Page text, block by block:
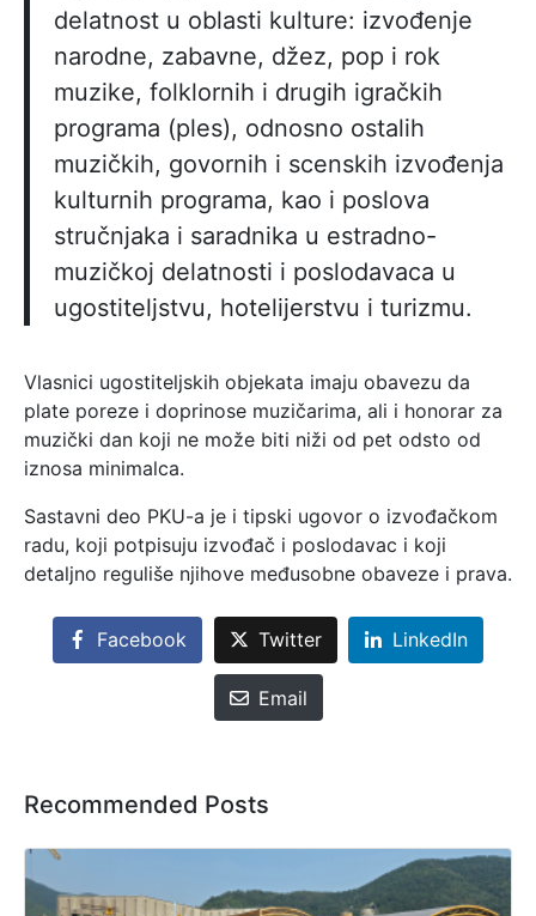
delatnost u oblasti kulture: izvođenje
narodne, zabavne, džez, pop i rok
muzike, folklornih i drugih igračkih
programa (ples), odnosno ostalih
muzičkih, govornih i scenskih izvođenja
kulturnih programa, kao i poslova
stručnjaka i saradnika u estradno-
muzičkoj delatnosti i poslodavaca u
ugostiteljstvu, hotelijerstvu i turizmu.
Vlasnici ugostiteljskih objekata imaju obavezu da
plate poreze i doprinose muzičarima, ali i honorar za
muzički dan koji ne može biti niži od pet odsto od
iznosa minimalca.
Sastavni deo PKU-a je i tipski ugovor o izvođačkom
radu, koji potpisuju izvođač i poslodavac i koji
detaljno reguliše njihove međusobne obaveze i prava.
Facebook Twitter LinkedIn
Email
Recommended Posts